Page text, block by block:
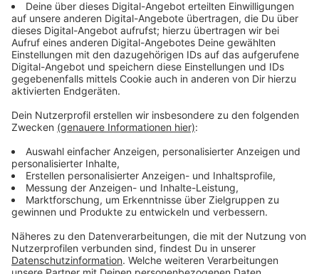
Während auf Prinzipalmarkt und Domplatz die
Absperrungen für die Sperrzone aufgebaut wurden,
saßen US-Außenminister Antony Blinken und die
deutsche Außenministerin Annalena Baerbock bereits
im Flieger nach Münster. Beide werden bereits am
Mittwochabend am Flughafen Münster/Osnabrück
landen: Um dann Donnerstagvormittag an einer
deutsch-amerikanischen Diskussionsveranstaltung
teilzunehmen.
Anzeige
©ANTENNE MÜNSTER